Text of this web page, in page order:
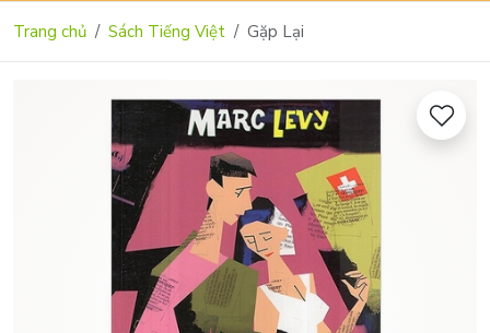
Trang chủ Sách Tiếng Việt Gặp Lại